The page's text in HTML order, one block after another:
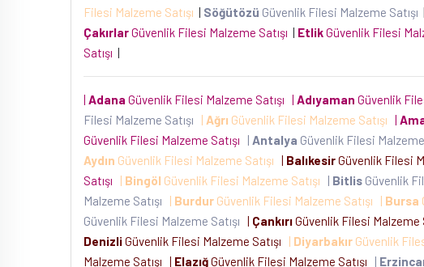
Filesi Malzeme Satışı | Söğütözü Güvenlik Filesi Malzeme Satışı |
ÇakırlarGüvenlik Filesi Malzeme Satışı | EtlikGüvenlik Filesi
Satışı |
| Adana Güvenlik Filesi Malzeme Satışı | Adıyaman Güvenlik
Filesi Malzeme Satışı
| Ağrı Güvenlik Filesi Malzeme Satışı |
Güvenlik Filesi Malzeme Satışı
| Antalya Güvenlik Filesi Malzeme
Aydın Güvenlik Filesi Malzeme Satışı | BalıkesirGüvenlik Filesi
Satışı
| Bingöl Güvenlik Filesi Malzeme Satışı | Bitlis Güvenlik
Malzeme Satışı
| Burdur Güvenlik Filesi Malzeme Satışı | Bursa
Güvenlik Filesi Malzeme Satışı | ÇankırıGüvenlik Filesi Malzeme
DenizliGüvenlik Filesi Malzeme Satışı | Diyarbakır Güvenlik
Malzeme Satışı | ElazığGüvenlik Filesi Malzeme Satışı |